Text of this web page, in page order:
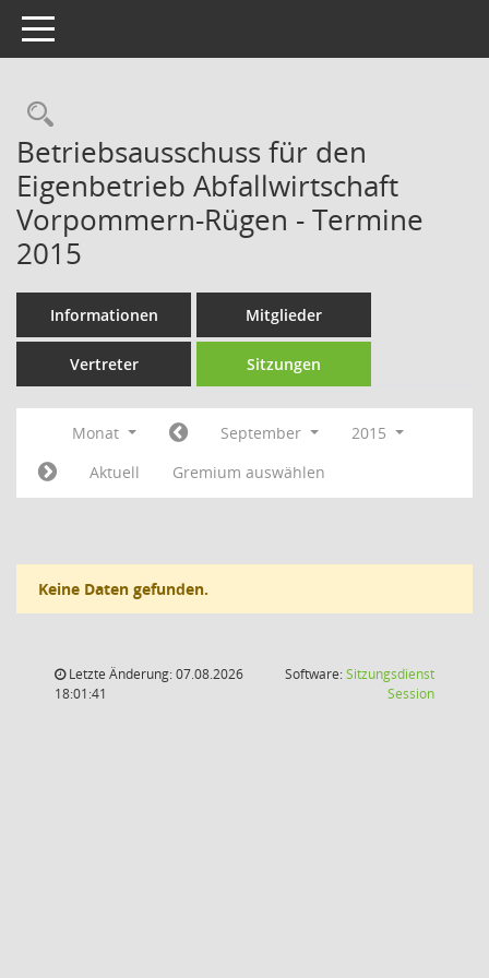
Toggle navigation
Rechercheauswahl
Betriebsausschuss für den
Eigenbetrieb Abfallwirtschaft
Vorpommern-Rügen - Termine
2015
Informationen Mitglieder
Vertreter Sitzungen
Monat September
2015
Aktuell
Gremium auswählen
Keine Daten gefunden.
Letzte Änderung: 07.08.2026
18:01:41
Software:Sitzungsdienst
Session(Wird in